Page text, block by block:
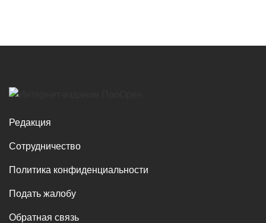
Редакция
Сотрудничество
Политика конфиденциальности
Подать жалобу
Обратная связь